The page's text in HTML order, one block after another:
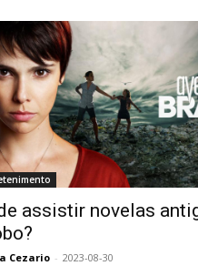
assistir novelas
Cezario - 2023-08-30